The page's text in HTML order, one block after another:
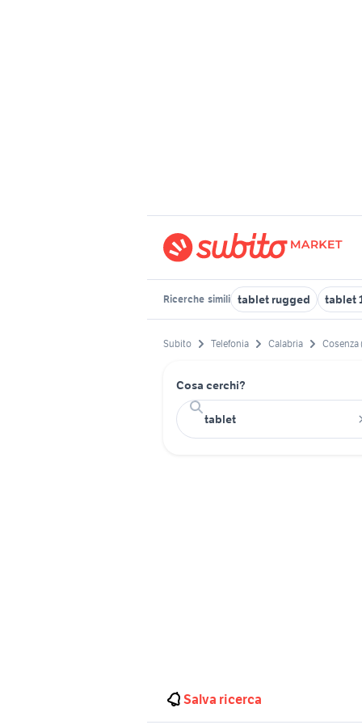
Ricerche simili tablet rugged tablet
Subito Telefonia Calabria Cosenza
Cosa cerchi?
Salva ricerca